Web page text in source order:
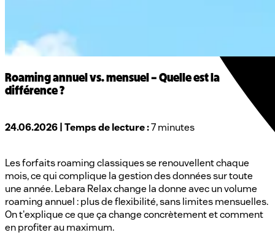
Roaming annuel vs. mensuel – Quelle est la
différence ?
24.06.2026 | Temps de lecture :7 minutes
Les forfaits roaming classiques se renouvellent chaque
mois, ce qui complique la gestion des données sur toute
une année. Lebara Relax change la donne avec un volume
roaming annuel : plus de flexibilité, sans limites mensuelles.
On t'explique ce que ça change concrètement et comment
en profiter au maximum.